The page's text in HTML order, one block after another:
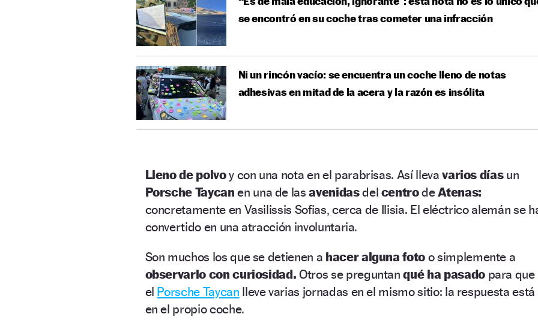
se encontró en su coche tras cometer una infracción
Ni un rincón vacío: se encuentra un coche lleno de notas
adhesivas en mitad de la acera y la razón es insólita
Lleno de polvoy con una nota en el parabrisas. Así llevavarios díasun
Porsche Taycanen una de lasavenidasdel centrodeAtenas:
concretamente en Vasilissis Sofias, cerca de Ilisia. El eléctrico alemán se
convertido en una atracción involuntaria.
Son muchos los que se detienen a hacer alguna foto o simplemente a
observarlo con curiosidad.Otros se preguntanqué ha pasadopara que
el Porsche Taycan lleve varias jornadas en el mismo sitio: la respuesta está
en el propio coche.